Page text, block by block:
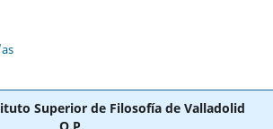
Superior de Filosofía de Valladolid